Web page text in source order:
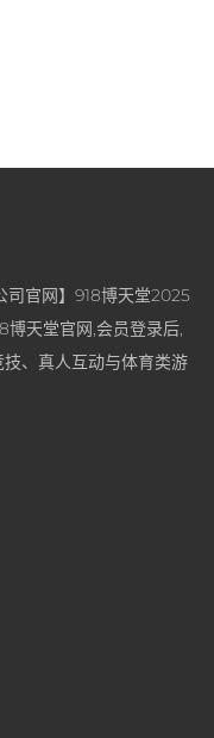
司官网】918博天堂2025
博天堂官网,会员登录后,
、真人互动与体育类游